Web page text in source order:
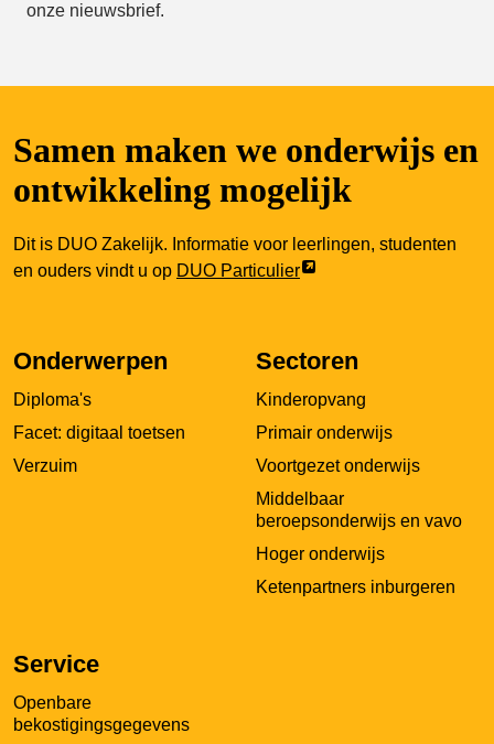
onze nieuwsbrief.
Samen maken we onderwijs en
ontwikkeling mogelijk
Dit is DUO Zakelijk. Informatie voor leerlingen, studenten
en ouders vindt u op DUO Particulier
Link
nieuw
Onderwerpen
Diploma's
Facet: digitaal toetsen
Verzuim
Sectoren
Kinderopvang
Primair onderwijs
Voortgezet onderwijs
Middelbaar
beroepsonderwijs en vavo
Hoger onderwijs
Ketenpartners inburgeren
Service
Openbare
bekostigingsgegevens